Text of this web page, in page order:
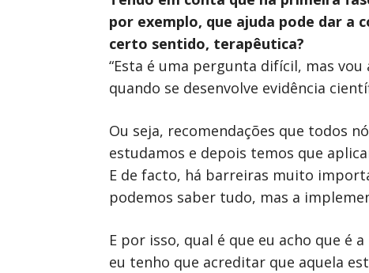
por exemplo, que ajuda pode dar a
certo sentido, terapêutica?
“Esta é uma pergunta difícil, mas
quando se desenvolve evidência
Ou seja, recomendações que todos
estudamos e depois temos que
E de facto, há barreiras muito
podemos saber tudo, mas a
E por isso, qual é que eu acho que é
eu tenho que acreditar que aquela